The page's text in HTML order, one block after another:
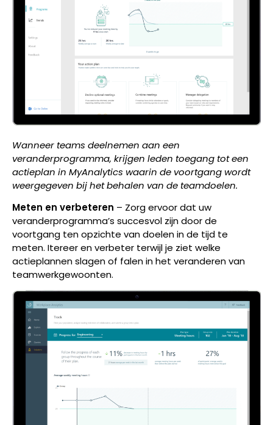
Wanneer teams deelnemen aan een
veranderprogramma, krijgen leden toegang tot een
actieplan in MyAnalytics waarin de voortgang wordt
weergegeven bij het behalen van de teamdoelen.
Meten en verbeteren – Zorg ervoor dat uw
veranderprogramma’s succesvol zijn door de
voortgang ten opzichte van doelen in de tijd te
meten. Itereer en verbeter terwijl je ziet welke
actieplannen slagen of falen in het veranderen van
teamwerkgewoonten.